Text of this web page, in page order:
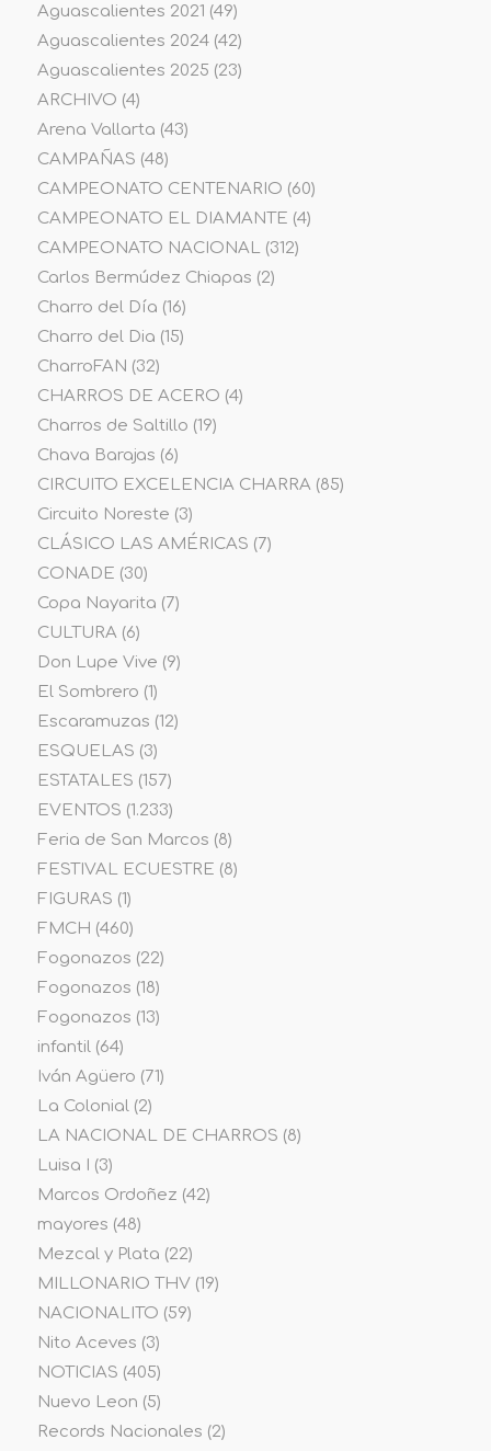
Aguascalientes 2021 (49)
Aguascalientes 2024(42)
Aguascalientes 2025 (23)
ARCHIVO (4)
Arena Vallarta (43)
CAMPAÑAS (48)
CAMPEONATO CENTENARIO (60)
CAMPEONATO EL DIAMANTE (4)
CAMPEONATO NACIONAL(312)
Carlos Bermúdez Chiapas (2)
Charro del Día (16)
Charro del Dia (15)
CharroFAN (32)
CHARROS DE ACERO (4)
Charros de Saltillo (19)
Chava Barajas (6)
CIRCUITO EXCELENCIA CHARRA(85)
Circuito Noreste (3)
CLÁSICO LAS AMÉRICAS (7)
CONADE (30)
Copa Nayarita (7)
CULTURA(6)
Don Lupe Vive (9)
El Sombrero (1)
Escaramuzas (12)
ESQUELAS (3)
ESTATALES (157)
EVENTOS (1.233)
Feria de San Marcos (8)
FESTIVAL ECUESTRE (8)
FIGURAS (1)
FMCH (460)
Fogonazos (22)
Fogonazos (18)
Fogonazos (13)
infantil(64)
Iván Agüero (71)
La Colonial(2)
LA NACIONAL DE CHARROS (8)
Luisa I
(3)
Marcos Ordoñez (42)
mayores (48)
Mezcal y Plata (22)
MILLONARIO THV(19)
NACIONALITO (59)
Nito Aceves (3)
NOTICIAS (405)
Nuevo Leon (5)
Records Nacionales (2)